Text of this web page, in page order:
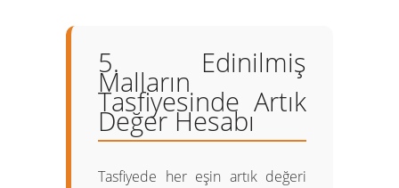
5. Edinilmiş
Malların
Tasfiyesinde Artık
Değer Hesabı
Tasfiyede her eşin artık değeri